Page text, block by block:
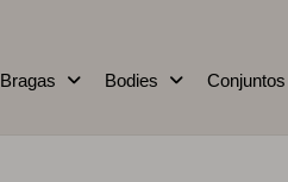
Bragas Bodies Conjuntos